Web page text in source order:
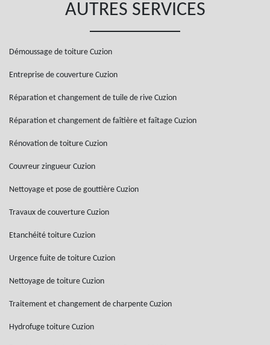
AUTRES SERVICES
Démoussage de toiture Cuzion
Entreprise de couverture Cuzion
Réparation et changement de tuile de rive Cuzion
Réparation et changement de faîtière et faîtage Cuzion
Rénovation de toiture Cuzion
Couvreur zingueur Cuzion
Nettoyage et pose de gouttière Cuzion
Travaux de couverture Cuzion
Etanchéité toiture Cuzion
Urgence fuite de toiture Cuzion
Nettoyage de toiture Cuzion
Traitement et changement de charpente Cuzion
Hydrofuge toiture Cuzion